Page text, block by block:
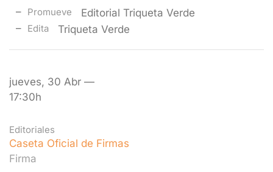
Promueve Editorial Triqueta Verde
Edita Triqueta Verde
jueves, 30 Abr —
17:30h
Editoriales
Caseta Oficial de Firmas
Firma